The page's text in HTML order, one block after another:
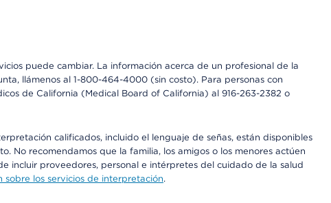
puede cambiar. La información acerca de un profesional de la
llámenos al 1-800-464-4000 (sin costo). Para personas con
de California (Medical Board of California) al 916-263-2382 o
calificados, incluido el lenguaje de señas, están disponibles
No recomendamos que la familia, los amigos o los menores actúen
incluir proveedores, personal e intérpretes del cuidado de la salud
sobre los servicios de interpretación.